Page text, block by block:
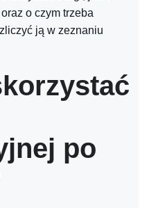
o czym trzeba
ją w zeznaniu
po